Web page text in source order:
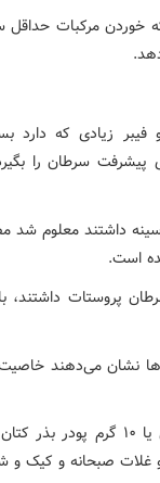
خوردن مرکبات
زیادی که دارد
سرطان را
زن که سرطان سینه داشتند
است.
روی ۱۶۱ مرد که سرطان
نشان می‌دهند
سعی کنید روزانه یک قاشق
غلات صبحانه و کیک و